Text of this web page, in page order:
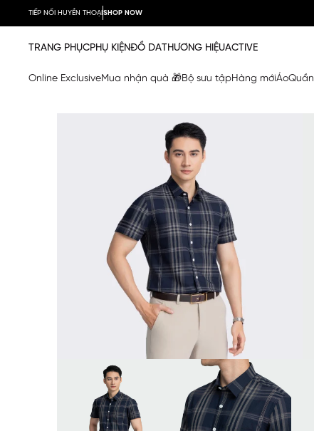
TIẾP NỐI HUYỀN THOẠISHOP NOW
TRANG PHỤCPHỤ KIỆNĐỒ DATHƯƠNG HIỆUACTIVE
Online ExclusiveMua nhận quà 🎁Bộ sưu tậpHàng mớiÁoQuần